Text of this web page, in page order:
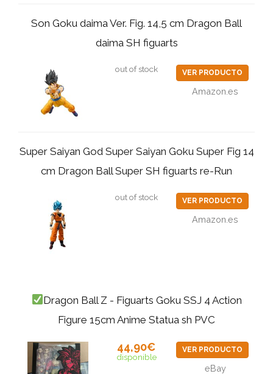
Son Goku daima Ver. Fig. 14,5 cm Dragon Ball
daima SH figuarts
out of stock VER PRODUCTO
Amazon.es
Super Saiyan God Super Saiyan Goku Super Fig 14
cm Dragon Ball Super SH figuarts re-Run
out of stock VER PRODUCTO
Amazon.es
Dragon Ball Z - Figuarts Goku SSJ 4 Action
Figure 15cm Anime Statua sh PVC
44,90€
disponible
VER PRODUCTO
eBay